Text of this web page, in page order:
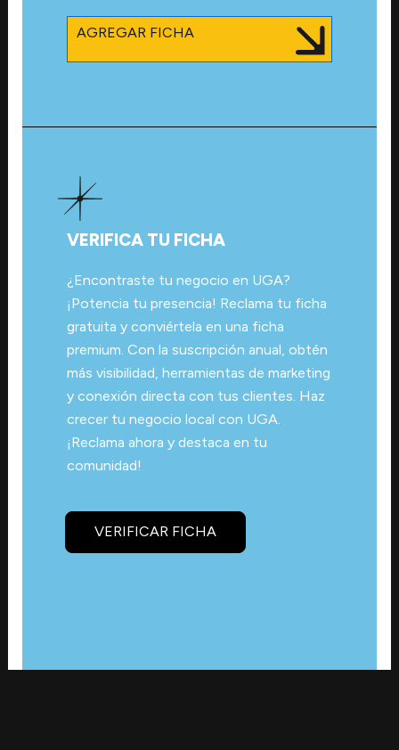
AGREGAR FICHA
VERIFICA TU FICHA
¿Encontraste tu negocio en UGA?
¡Potencia tu presencia! Reclama tu ficha
gratuita y conviértela en una ficha
premium. Con la suscripción anual, obtén
más visibilidad, herramientas de marketing
y conexión directa con tus clientes. Haz
crecer tu negocio local con UGA.
¡Reclama ahora y destaca en tu
comunidad!
VERIFICAR FICHA